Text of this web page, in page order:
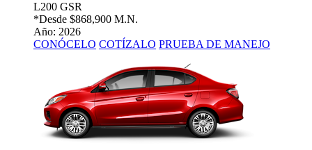
L200 GSR
*Desde $868,900 M.N.
Año: 2026
CONÓCELO COTÍZALO PRUEBA DE MANEJO